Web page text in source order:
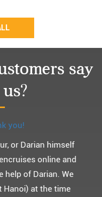
say
어머니 환갑여행~
하롱베이, 몽쉐리 크
왔어요. ^^
만큼 비교적 선선한 2
해서 다녀왔습니다.